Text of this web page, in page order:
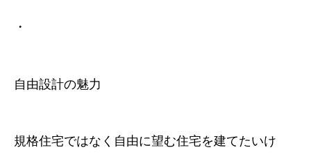
・
自由設計の魅力
規格住宅ではなく自由に望む住宅を建てたいけ